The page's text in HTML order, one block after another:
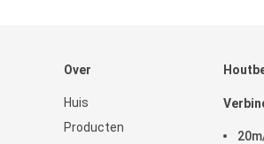
Over
Huis
Producten